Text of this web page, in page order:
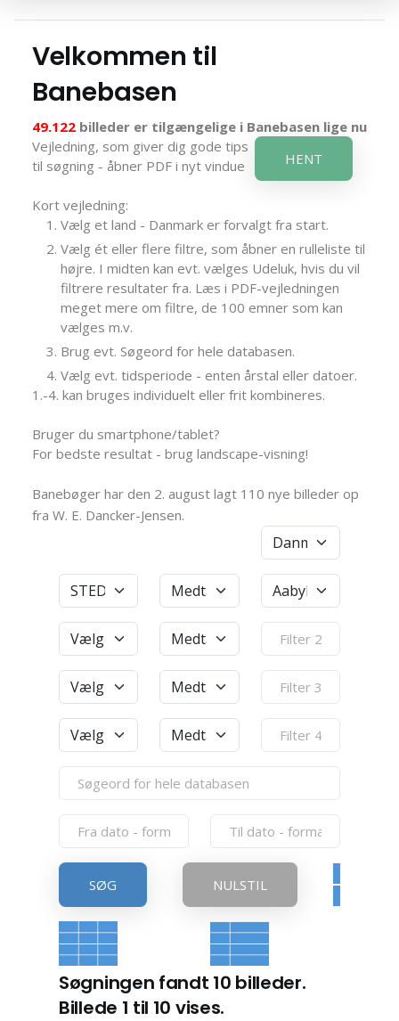
Velkommen til
Banebasen
49.122 billeder er tilgængelige i Banebasen lige nu
Vejledning, som giver dig gode tips
til søgning - åbner PDF i nyt vindue
HENT
Kort vejledning:
Vælg et land - Danmark er forvalgt fra start.
Vælg ét eller flere filtre, som åbner en rulleliste til
højre. I midten kan evt. vælges Udeluk, hvis du vil
filtrere resultater fra. Læs i PDF-vejledningen
meget mere om filtre, de 100 emner som kan
vælges m.v.
Brug evt. Søgeord for hele databasen.
Vælg evt. tidsperiode - enten årstal eller datoer.
1.-4. kan bruges individuelt eller frit kombineres.
Bruger du smartphone/tablet?
For bedste resultat - brug landscape-visning!
Banebøger har den 2. august lagt 110 nye billeder op
fra W. E. Dancker-Jensen.
SØG NULSTIL
Søgningen fandt 10 billeder.
Billede 1 til 10 vises.